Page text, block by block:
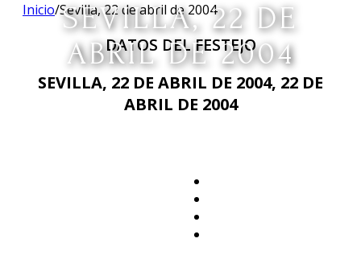
SEVILLA, 22 DE
ABRIL DE 2004
Inicio/Sevilla, 22 de abril de 2004
DATOS DEL FESTEJO
SEVILLA, 22 DE ABRIL DE 2004, 22 DE
ABRIL DE 2004